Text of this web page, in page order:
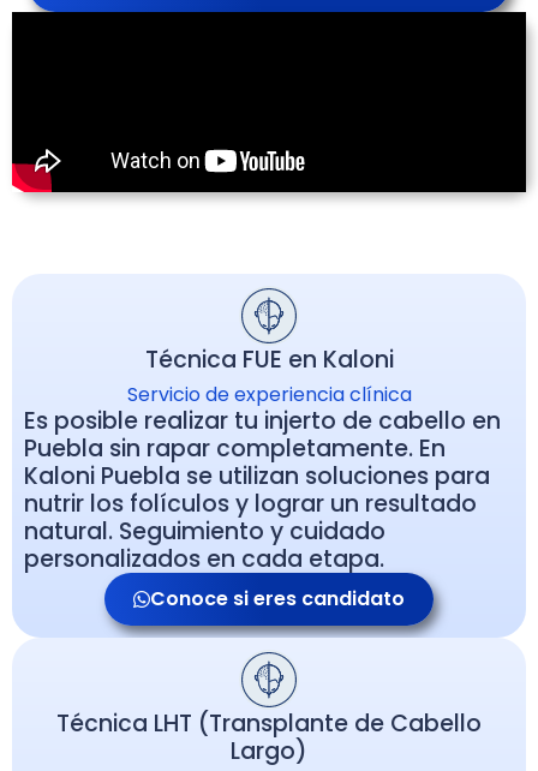
Técnica FUE en Kaloni
Servicio de experiencia clínica
Es posible realizar tu injerto de cabello en
Puebla sin rapar completamente. En
Kaloni Puebla se utilizan soluciones para
nutrir los folículos y lograr un resultado
natural. Seguimiento y cuidado
personalizados en cada etapa.
Conoce si eres candidato
Técnica LHT (Transplante de Cabello
Largo)